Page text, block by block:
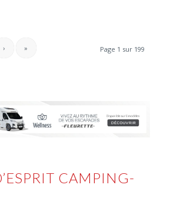
Page 1 sur 199
› »
CAMPING-